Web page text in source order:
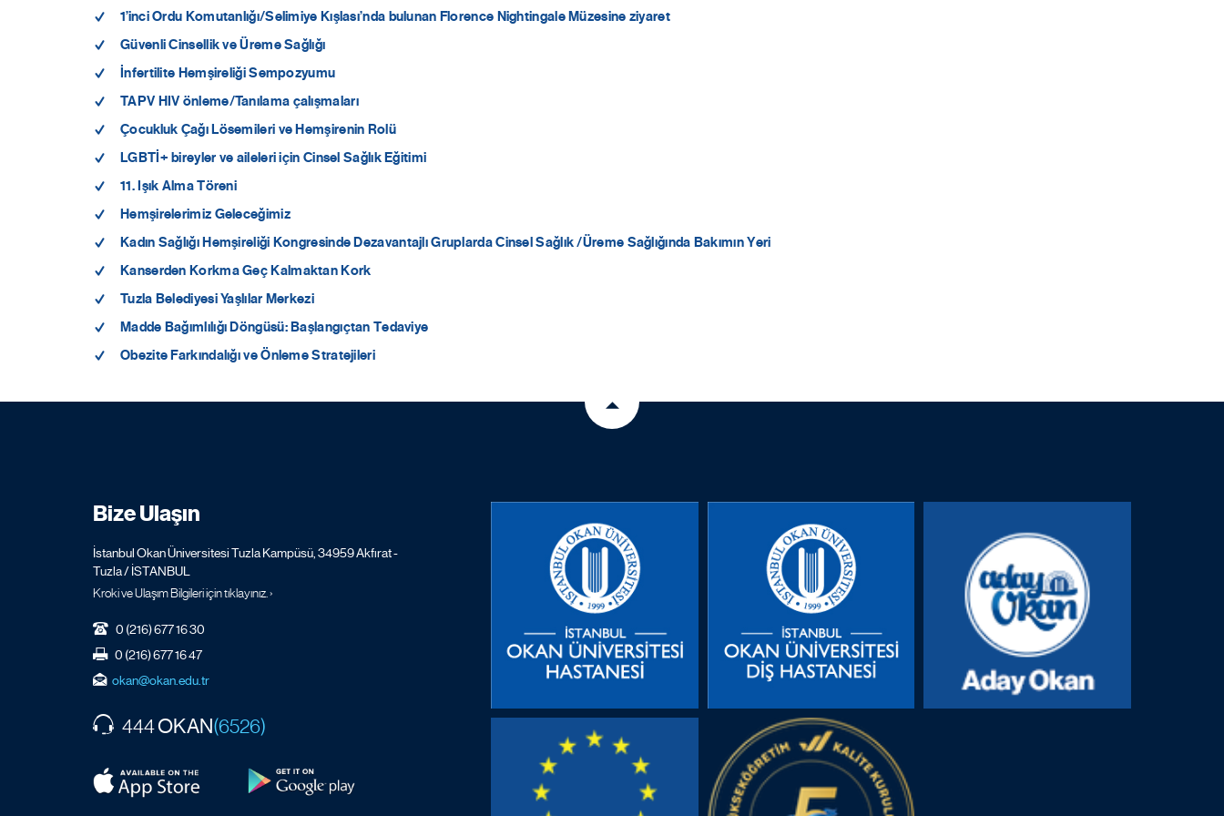
1’inci Ordu Komutanlığı/Selimiye Kışlası’nda bulunan Florence Nightingale Müzesine ziyaret
Güvenli Cinsellik ve Üreme Sağlığı
İnfertilite Hemşireliği Sempozyumu
TAPV HIV önleme/Tanılama çalışmaları
Çocukluk Çağı Lösemileri ve Hemşirenin Rolü
LGBTİ+ bireyler ve aileleri için Cinsel Sağlık Eğitimi
11. Işık Alma Töreni
Hemşirelerimiz Geleceğimiz
Kadın Sağlığı Hemşireliği Kongresinde Dezavantajlı Gruplarda Cinsel Sağlık /Üreme Sağlığında Bakımın Yeri
Kanserden Korkma Geç Kalmaktan Kork
Tuzla Belediyesi Yaşlılar Merkezi
Madde Bağımlılığı Döngüsü: Başlangıçtan Tedaviye
Obezite Farkındalığı ve Önleme Stratejileri
Bize Ulaşın
İstanbul Okan Üniversitesi Tuzla Kampüsü, 34959 Akfırat -
Tuzla / İSTANBUL
Kroki ve Ulaşım Bilgileri için tıklayınız. ›
0 (216) 677 16 30
0 (216) 677 16 47
okan@okan.edu.tr
444OKAN(6526)